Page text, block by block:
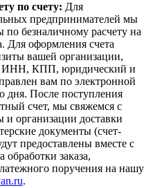
по счету: Для
предпринимателей мы
по безналичному расчету на
Для оформления счета
вашей организации,
ИНН, КПП, юридический и
вам по электронной
дня. После поступления
счет, мы свяжемся с
и организации доставки
документы (счет-
предоставлены вместе с
обработки заказа,
поручения на нашу
.